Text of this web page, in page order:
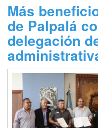
Más
de Palpalá
delegación